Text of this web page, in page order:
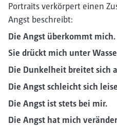
Portraits verkörpert einen
Angst beschreibt:
Die Angst überkommt mich.
Sie drückt mich unter
Die Dunkelheit breitet sich
Die Angst schleicht sich
Die Angst ist stets bei mir.
Die Angst hat mich